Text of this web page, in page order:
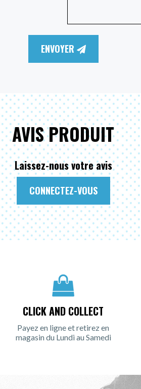
ENVOYER
AVIS PRODUIT
Laissez-nous votre avis
CONNECTEZ-VOUS
CLICK AND COLLECT
Payez en ligne et retirez en
magasin du Lundi au Samedi